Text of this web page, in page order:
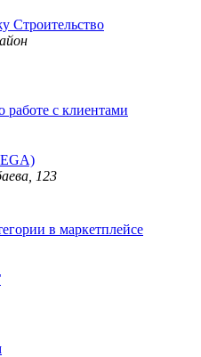
Строительство
с клиентами
123
в маркетплейсе